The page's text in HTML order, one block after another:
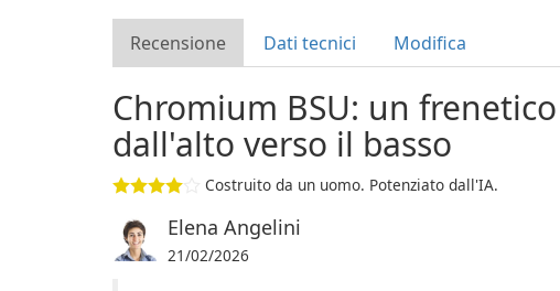
Recensione Dati tecnici Modifica
Chromium BSU: un
dall'alto verso il basso
Costruito da un uomo. Potenziato dall'IA.
Elena Angelini
21/02/2026